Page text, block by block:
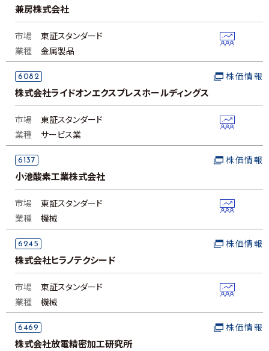
兼房株式会社
市場
東証スタンダード
業種
金属製品
6082
株式会社ライドオンエクスプレスホールディングス
株価情報
市場
東証スタンダード
業種
サービス業
6137
小池酸素工業株式会社
株価情報
市場
東証スタンダード
業種
機械
6245
株式会社ヒラノテクシード
株価情報
市場
東証スタンダード
業種
機械
6469
株式会社放電精密加工研究所
株価情報